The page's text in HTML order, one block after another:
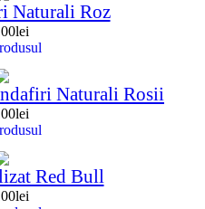
Naturali Roz
lei
Naturali Rosii
lei
Red Bull
lei